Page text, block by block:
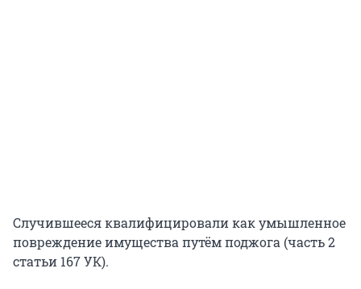
Случившееся квалифицировали как умышленное
повреждение имущества путём поджога (часть 2
статьи 167 УК).